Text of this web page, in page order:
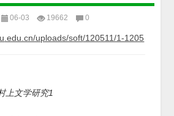
06-03 19662 0
.edu.cn/uploads/soft/120511/1-1205
上文学研究1